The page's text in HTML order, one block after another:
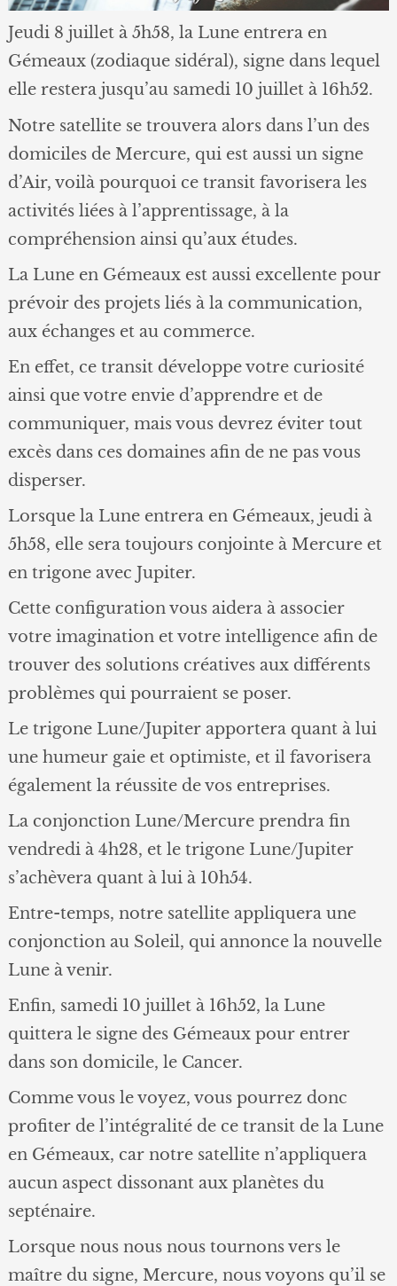
Jeudi 8 juillet à 5h58, la Lune entrera en
Gémeaux (zodiaque sidéral), signe dans lequel
elle restera jusqu’au samedi 10 juillet à 16h52.
Notre satellite se trouvera alors dans l’un des
domiciles de Mercure, qui est aussi un signe
d’Air, voilà pourquoi ce transit favorisera les
activités liées à l’apprentissage, à la
compréhension ainsi qu’aux études.
La Lune en Gémeaux est aussi excellente pour
prévoir des projets liés à la communication,
aux échanges et au commerce.
En effet, ce transit développe votre curiosité
ainsi que votre envie d’apprendre et de
communiquer, mais vous devrez éviter tout
excès dans ces domaines afin de ne pas vous
disperser.
Lorsque la Lune entrera en Gémeaux, jeudi à
5h58, elle sera toujours conjointe à Mercure et
en trigone avec Jupiter.
Cette configuration vous aidera à associer
votre imagination et votre intelligence afin de
trouver des solutions créatives aux différents
problèmes qui pourraient se poser.
Le trigone Lune/Jupiter apportera quant à lui
une humeur gaie et optimiste, et il favorisera
également la réussite de vos entreprises.
La conjonction Lune/Mercure prendra fin
vendredi à 4h28, et le trigone Lune/Jupiter
s’achèvera quant à lui à 10h54.
Entre-temps, notre satellite appliquera une
conjonction au Soleil, qui annonce la nouvelle
Lune à venir.
Enfin, samedi 10 juillet à 16h52, la Lune
quittera le signe des Gémeaux pour entrer
dans son domicile, le Cancer.
Comme vous le voyez, vous pourrez donc
profiter de l’intégralité de ce transit de la Lune
en Gémeaux, car notre satellite n’appliquera
aucun aspect dissonant aux planètes du
septénaire.
Lorsque nous nous nous tournons vers le
maître du signe, Mercure, nous voyons qu’il se